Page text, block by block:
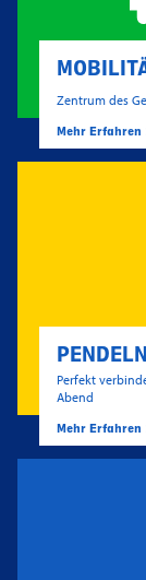
Zentrum des
Mehr Erfahren
PENDELN
Perfekt
Abend
Mehr Erfahren